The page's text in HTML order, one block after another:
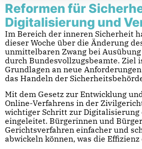
Reformen für
Digitalisierung und
Im Bereich der inneren Sicherheit
dieser Woche über die Änderung
unmittelbaren Zwang bei
durch Bundesvollzugsbeamte. Ziel
Grundlagen an neue
das Handeln der
Mit dem Gesetz zur Entwicklung
Online-Verfahrens in der
wichtiger Schritt zur Digitalisierung
eingeleitet. Bürgerinnen und
Gerichtsverfahren einfacher und
abwickeln können, was die